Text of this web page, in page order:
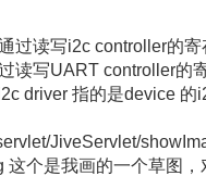
过读写i2c controller的
读写UART controller的
driver 指的是device 的
JiveServlet/
这个是我画的一个草图